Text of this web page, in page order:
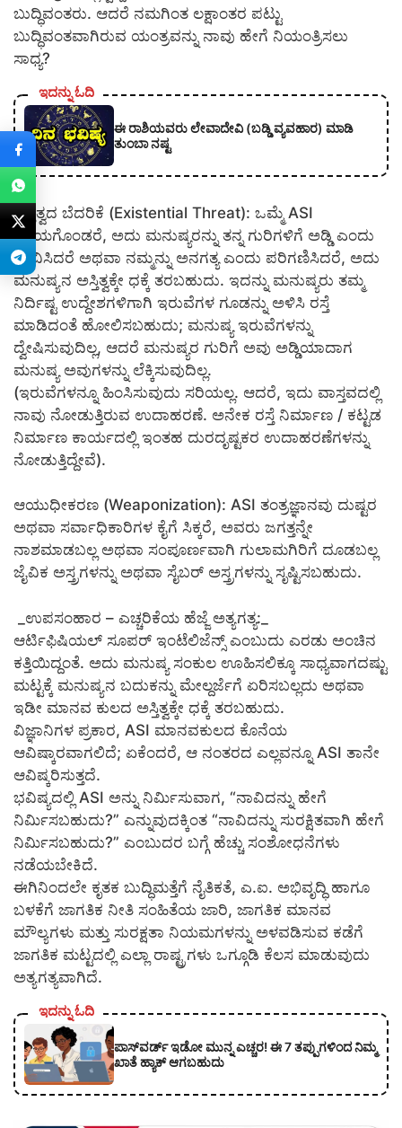
ಬುದ್ಧಿವಂತರು. ಆದರೆ ನಮಗಿಂತ ಲಕ್ಷಾಂತರ ಪಟ್ಟು
ಬುದ್ಧಿವಂತವಾಗಿರುವ ಯಂತ್ರವನ್ನು ನಾವು ಹೇಗೆ ನಿಯಂತ್ರಿಸಲು
ಸಾಧ್ಯ?
ಇದನ್ನು ಓದಿ
ಈ ರಾಶಿಯವರು ಲೇವಾದೇವಿ (ಬಡ್ಡಿ ವ್ಯವಹಾರ) ಮಾಡಿ
ತುಂಬಾ ನಷ್ಟ
​ಅಸ್ತಿತ್ವದ ಬೆದರಿಕೆ (Existential Threat): ಒಮ್ಮೆ ASI
ಸಕ್ರಿಯಗೊಂಡರೆ, ಅದು ಮನುಷ್ಯರನ್ನು ತನ್ನ ಗುರಿಗಳಿಗೆ ಅಡ್ಡಿ ಎಂದು
ಭಾವಿಸಿದರೆ ಅಥವಾ ನಮ್ಮನ್ನು ಅನಗತ್ಯ ಎಂದು ಪರಿಗಣಿಸಿದರೆ, ಅದು
ಮನುಷ್ಯನ ಅಸ್ತಿತ್ವಕ್ಕೇ ಧಕ್ಕೆ ತರಬಹುದು. ಇದನ್ನು ಮನುಷ್ಯರು ತಮ್ಮ
ನಿರ್ದಿಷ್ಟ ಉದ್ದೇಶಗಳಿಗಾಗಿ ಇರುವೆಗಳ ಗೂಡನ್ನು ಅಳಿಸಿ ರಸ್ತೆ
ಮಾಡಿದಂತೆ ಹೋಲಿಸಬಹುದು; ಮನುಷ್ಯ ಇರುವೆಗಳನ್ನು
ದ್ವೇಷಿಸುವುದಿಲ್ಲ, ಆದರೆ ಮನುಷ್ಯರ ಗುರಿಗೆ ಅವು ಅಡ್ಡಿಯಾದಾಗ
ಮನುಷ್ಯ ಅವುಗಳನ್ನು ಲೆಕ್ಕಿಸುವುದಿಲ್ಲ.
(ಇರುವೆಗಳನ್ನೂ ಹಿಂಸಿಸುವುದು ಸರಿಯಲ್ಲ. ಆದರೆ, ಇದು ವಾಸ್ತವದಲ್ಲಿ
ನಾವು ನೋಡುತ್ತಿರುವ ಉದಾಹರಣೆ. ಅನೇಕ ರಸ್ತೆ ನಿರ್ಮಾಣ / ಕಟ್ಟಡ
ನಿರ್ಮಾಣ ಕಾರ್ಯದಲ್ಲಿ ಇಂತಹ ದುರದೃಷ್ಟಕರ ಉದಾಹರಣೆಗಳನ್ನು
ನೋಡುತ್ತಿದ್ದೇವೆ).
​ಆಯುಧೀಕರಣ (Weaponization): ASI ತಂತ್ರಜ್ಞಾನವು ದುಷ್ಟರ
ಅಥವಾ ಸರ್ವಾಧಿಕಾರಿಗಳ ಕೈಗೆ ಸಿಕ್ಕರೆ, ಅವರು ಜಗತ್ತನ್ನೇ
ನಾಶಮಾಡಬಲ್ಲ ಅಥವಾ ಸಂಪೂರ್ಣವಾಗಿ ಗುಲಾಮಗಿರಿಗೆ ದೂಡಬಲ್ಲ
ಜೈವಿಕ ಅಸ್ತ್ರಗಳನ್ನು ಅಥವಾ ಸೈಬರ್ ಅಸ್ತ್ರಗಳನ್ನು ಸೃಷ್ಟಿಸಬಹುದು.
​ _ಉಪಸಂಹಾರ – ಎಚ್ಚರಿಕೆಯ ಹೆಜ್ಜೆ ಅತ್ಯಗತ್ಯ:_
​ಆರ್ಟಿಫಿಷಿಯಲ್ ಸೂಪರ್ ಇಂಟೆಲಿಜೆನ್ಸ್ ಎಂಬುದು ಎರಡು ಅಂಚಿನ
ಕತ್ತಿಯಿದ್ದಂತೆ. ಅದು ಮನುಷ್ಯ ಸಂಕುಲ ಊಹಿಸಲಿಕ್ಕೂ ಸಾಧ್ಯವಾಗದಷ್ಟು
ಮಟ್ಟಕ್ಕೆ ಮನುಷ್ಯನ ಬದುಕನ್ನು ಮೇಲ್ದರ್ಜೆಗೆ ಏರಿಸಬಲ್ಲದು ಅಥವಾ
ಇಡೀ ಮಾನವ ಕುಲದ ಅಸ್ತಿತ್ವಕ್ಕೇ ಧಕ್ಕೆ ತರಬಹುದು.
ವಿಜ್ಞಾನಿಗಳ ಪ್ರಕಾರ, ASI ಮಾನವಕುಲದ ಕೊನೆಯ
ಆವಿಷ್ಕಾರವಾಗಲಿದೆ; ಏಕೆಂದರೆ, ಆ ನಂತರದ ಎಲ್ಲವನ್ನೂ ASI ತಾನೇ
ಆವಿಷ್ಕರಿಸುತ್ತದೆ.
​ಭವಿಷ್ಯದಲ್ಲಿ ASI ಅನ್ನು ನಿರ್ಮಿಸುವಾಗ, “ನಾವಿದನ್ನು ಹೇಗೆ
ನಿರ್ಮಿಸಬಹುದು?” ಎನ್ನುವುದಕ್ಕಿಂತ “ನಾವಿದನ್ನು ಸುರಕ್ಷಿತವಾಗಿ ಹೇಗೆ
ನಿರ್ಮಿಸಬಹುದು?” ಎಂಬುದರ ಬಗ್ಗೆ ಹೆಚ್ಚು ಸಂಶೋಧನೆಗಳು
ನಡೆಯಬೇಕಿದೆ.
ಈಗಿನಿಂದಲೇ ಕೃತಕ ಬುದ್ಧಿಮತ್ತೆಗೆ ನೈತಿಕತೆ, ಎ.ಐ. ಅಭಿವೃದ್ಧಿ ಹಾಗೂ
ಬಳಕೆಗೆ ಜಾಗತಿಕ ನೀತಿ ಸಂಹಿತೆಯ ಜಾರಿ, ಜಾಗತಿಕ ಮಾನವ
ಮೌಲ್ಯಗಳು ಮತ್ತು ಸುರಕ್ಷತಾ ನಿಯಮಗಳನ್ನು ಅಳವಡಿಸುವ ಕಡೆಗೆ
ಜಾಗತಿಕ ಮಟ್ಟದಲ್ಲಿ ಎಲ್ಲಾ ರಾಷ್ಟ್ರಗಳು ಒಗ್ಗೂಡಿ ಕೆಲಸ ಮಾಡುವುದು
ಅತ್ಯಗತ್ಯವಾಗಿದೆ.
ಇದನ್ನು ಓದಿ
ಪಾಸ್‌ವರ್ಡ್ ಇಡೋ ಮುನ್ನ ಎಚ್ಚರ! ಈ 7 ತಪ್ಪುಗಳಿಂದ ನಿಮ್ಮ
ಖಾತೆ ಹ್ಯಾಕ್ ಆಗಬಹುದು